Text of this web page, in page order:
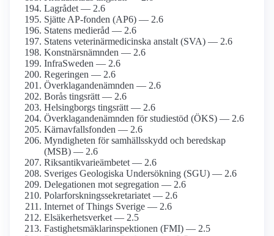
Lagrådet — 2.6
Sjätte AP-fonden (AP6) — 2.6
Statens medieråd — 2.6
Statens veterinär­medicinska anstalt (SVA) — 2.6
Konstnärs­nämnden — 2.6
InfraSweden — 2.6
Regeringen — 2.6
Överklagande­nämnden — 2.6
Borås tingsrätt — 2.6
Helsingborgs tingsrätt — 2.6
Överklagande­nämnden för studiestöd (ÖKS) — 2.6
Kärnavfalls­fonden — 2.6
Myndigheten för samhälls­skydd och beredskap
(MSB) — 2.6
Riksantikvarieämbetet — 2.6
Sveriges Geologiska Undersökning (SGU) — 2.6
Delegationen mot segregation — 2.6
Polarforsknings­sekretariatet — 2.6
Internet of Things Sverige — 2.6
Elsäkerhets­verket — 2.5
Fastighetsmäklar­inspektionen (FMI) — 2.5